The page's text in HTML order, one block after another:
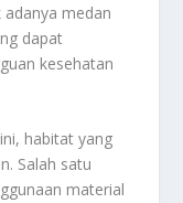
medan
dapat
kesehatan
habitat yang
Salah satu
material